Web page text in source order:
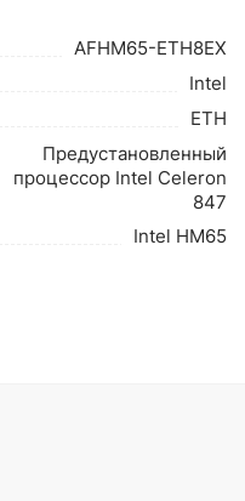
AFHM65-ETH8EX
Intel
ETH
Предустановленный
процессор Intel Celeron
847
Intel HM65